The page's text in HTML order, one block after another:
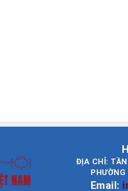
ĐỊA CHỈ:
Email: